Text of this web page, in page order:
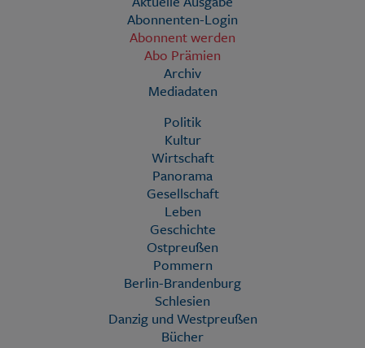
Abonnenten-Login
Abonnent werden
Abo Prämien
Archiv
Mediadaten
Politik
Kultur
Wirtschaft
Panorama
Gesellschaft
Leben
Geschichte
Ostpreußen
Pommern
Berlin-Brandenburg
Schlesien
Danzig und Westpreußen
Bücher